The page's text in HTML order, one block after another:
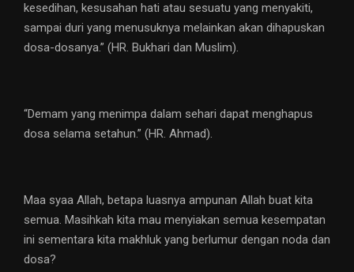
kesedihan, kesusahan hati atau sesuatu yang menyakiti,
sampai duri yang menusuknya melainkan akan dihapuskan
dosa-dosanya.” (HR. Bukhari dan Muslim).
“Demam yang menimpa dalam sehari dapat menghapus
dosa selama setahun.” (HR. Ahmad).
Maa syaa Allah, betapa luasnya ampunan Allah buat kita
semua. Masihkah kita mau menyiakan semua kesempatan
ini sementara kita makhluk yang berlumur dengan noda dan
dosa?